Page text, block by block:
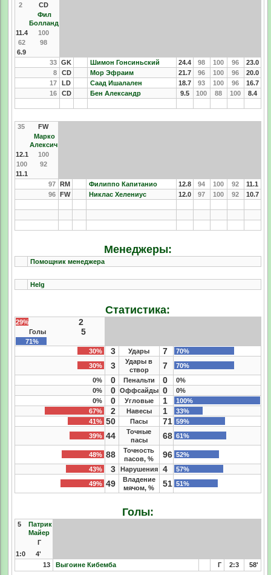
2
CD
Фил
Болланд
11.4
100
62
98
6.9
33
GK Шимон Гонсиньский 24.4 98 100 96
23.0
8
CD Мор Эфраим 21.7 96 100 96
20.0
17
LD Саад Ишалален 18.7 93 100 96
16.7
16
CD Бен Александр 9.5 100 88 100 8.4
35
FW
Марко
Алексич
12.1
100
100
92
11.1
97
RM Филиппо Капитанио 12.8 94 100 92
11.1
96
FW Никлас Хелениус 12.0 97 100 92 10.7
Менеджеры:
Помощник менеджера
Helg
Статистика:
29% 2
Голы 5
71%
30%
3 Удары 7
70%
30%
3
Удары в
створ
7
70%
0%
0 Пенальти 0
0%
0%
0 Оффсайды 0
0%
0%
0 Угловые 1
100%
67%
2 Навесы 1
33%
41% 50 Пасы 71 59%
39% 44
Точные
пасы
68 61%
48% 88
Точность
пасов, %
96 52%
43%
3 Нарушения 4
57%
49% 49
Владение
мячом, %
51 51%
Голы:
5
Патрик
Майер
Г
1:0
4'
13
Выгоине Кибемба Г 2:3 58'